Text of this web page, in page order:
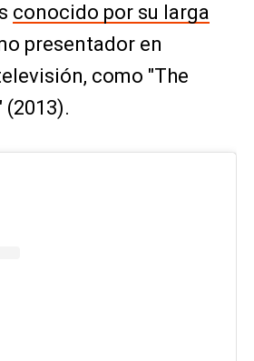
conocido por su larga
presentador en
como "The
(2013).